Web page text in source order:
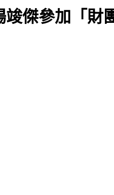
傑參加「財